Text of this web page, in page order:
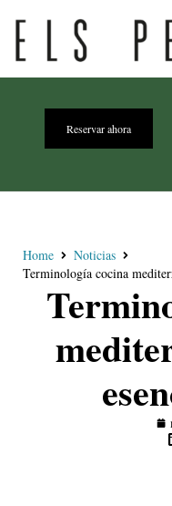
Reservar ahora
Home
Noticias
Terminología cocina